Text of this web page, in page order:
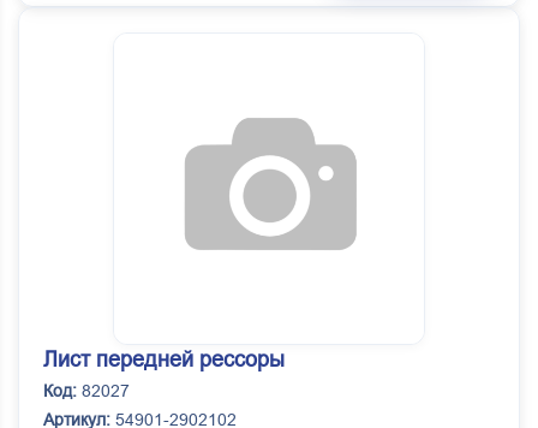
Лист передней рессоры
Код: 82027
Артикул: 54901-2902102